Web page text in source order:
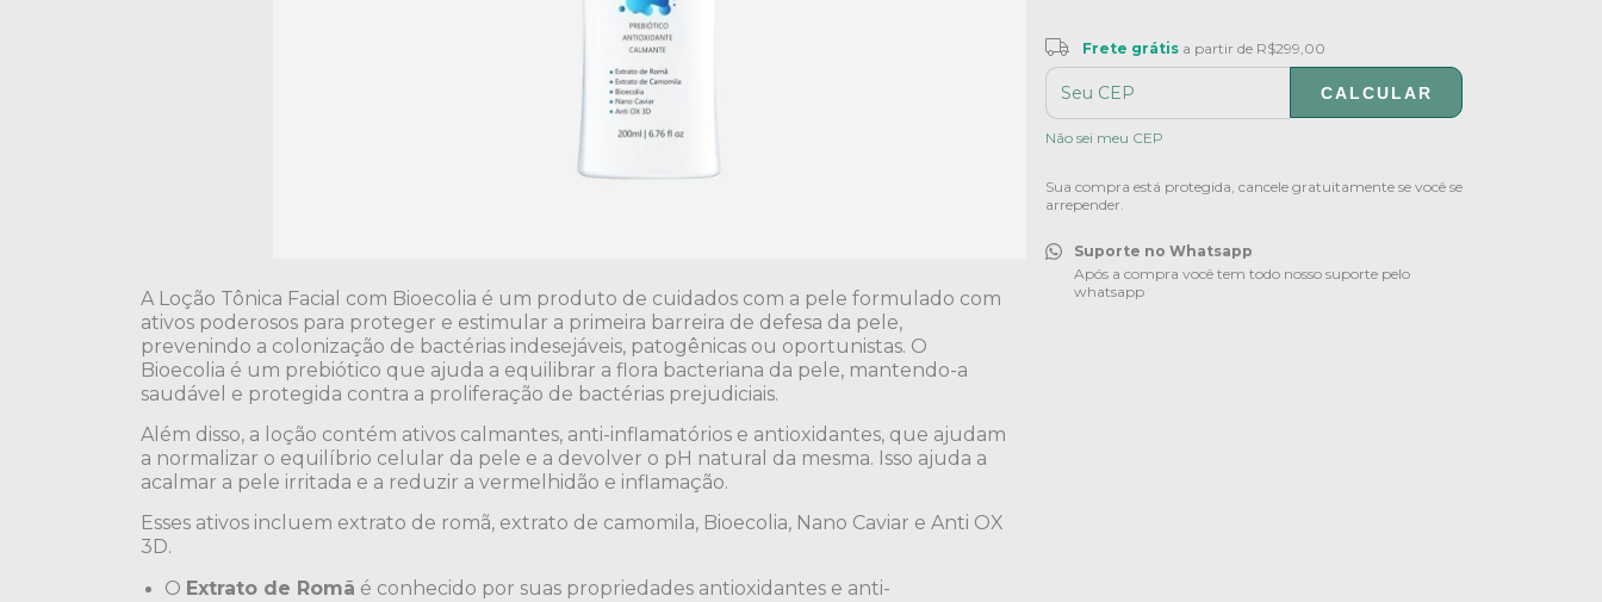
A Loção Tônica Facial com Bioecolia é um produto de cuidados com a pele formulado com
ativos poderosos para proteger e estimular a primeira barreira de defesa da pele,
prevenindo a colonização de bactérias indesejáveis, patogênicas ou oportunistas. O
Bioecolia é um prebiótico que ajuda a equilibrar a flora bacteriana da pele, mantendo-a
saudável e protegida contra a proliferação de bactérias prejudiciais.
Além disso, a loção contém ativos calmantes, anti-inflamatórios e antioxidantes, que ajudam
a normalizar o equilíbrio celular da pele e a devolver o pH natural da mesma. Isso ajuda a
acalmar a pele irritada e a reduzir a vermelhidão e inflamação.
Esses ativos incluem extrato de romã, extrato de camomila, Bioecolia, Nano Caviar e Anti OX
3D.
O Extrato de Romã é conhecido por suas propriedades antioxidantes e anti-
Frete grátis
Entregas para o CEP: ALTERAR CEP
Frete grátisa partir de R$299,00
CALCULAR
Não sei meu CEP
Sua compra está protegida, cancele gratuitamente se você se
arrepender.
Suporte no Whatsapp
Após a compra você tem todo nosso suporte pelo
whatsapp